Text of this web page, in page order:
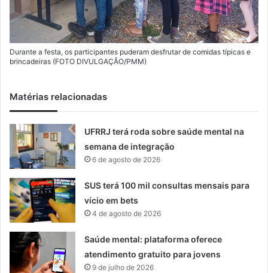
Durante a festa, os participantes puderam desfrutar de comidas típicas e
brincadeiras (FOTO DIVULGAÇÃO/PMM)
Matérias relacionadas
UFRRJ terá roda sobre saúde mental na
semana de integração
6 de agosto de 2026
SUS terá 100 mil consultas mensais para
vício em bets
4 de agosto de 2026
Saúde mental: plataforma oferece
atendimento gratuito para jovens
9 de julho de 2026